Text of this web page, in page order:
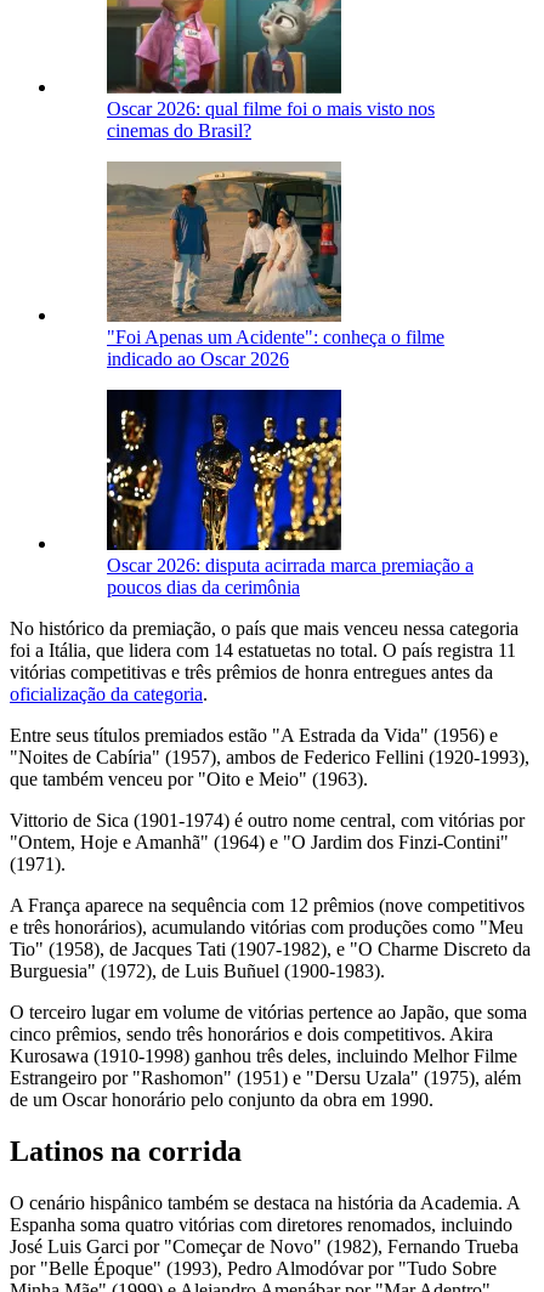
Oscar 2026: qual filme foi o mais visto nos
cinemas do Brasil?
"Foi Apenas um Acidente": conheça o filme
indicado ao Oscar 2026
Oscar 2026: disputa acirrada marca premiação a
poucos dias da cerimônia
No histórico da premiação, o país que mais venceu nessa categoria
foi a Itália, que lidera com 14 estatuetas no total. O país registra 11
vitórias competitivas e três prêmios de honra entregues antes da
oficialização da categoria.
Entre seus títulos premiados estão "A Estrada da Vida" (1956) e
"Noites de Cabíria" (1957), ambos de Federico Fellini (1920-1993),
que também venceu por "Oito e Meio" (1963).
Vittorio de Sica (1901-1974) é outro nome central, com vitórias por
"Ontem, Hoje e Amanhã" (1964) e "O Jardim dos Finzi-Contini"
(1971).
A França aparece na sequência com 12 prêmios (nove competitivos
e três honorários), acumulando vitórias com produções como "Meu
Tio" (1958), de Jacques Tati (1907-1982), e "O Charme Discreto da
Burguesia" (1972), de Luis Buñuel (1900-1983).
O terceiro lugar em volume de vitórias pertence ao Japão, que soma
cinco prêmios, sendo três honorários e dois competitivos. Akira
Kurosawa (1910-1998) ganhou três deles, incluindo Melhor Filme
Estrangeiro por "Rashomon" (1951) e "Dersu Uzala" (1975), além
de um Oscar honorário pelo conjunto da obra em 1990.
Latinos na corrida
O cenário hispânico também se destaca na história da Academia. A
Espanha soma quatro vitórias com diretores renomados, incluindo
José Luis Garci por "Começar de Novo" (1982), Fernando Trueba
por "Belle Époque" (1993), Pedro Almodóvar por "Tudo Sobre